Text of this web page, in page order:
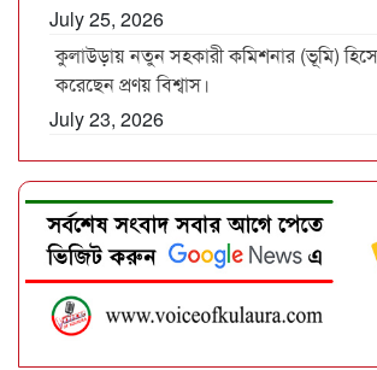
July 25, 2026
কুলাউড়ায় নতুন সহকারী কমিশনার (ভূমি)
করেছেন প্রণয় বিশ্বাস।
July 23, 2026